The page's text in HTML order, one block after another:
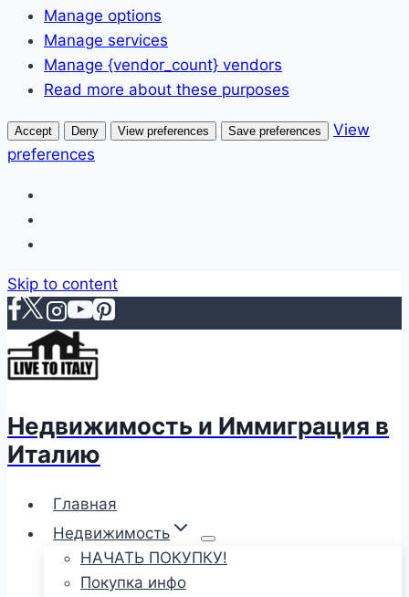
Manage options
Manage services
Manage {vendor_count} vendors
Read more about these purposes
Accept Deny View preferences Save preferences
View
preferences
Skip to content
Недвижимость и Иммиграция в
Италию
Главная
Недвижимость
НАЧАТЬ ПОКУПКУ!
Покупка инфо